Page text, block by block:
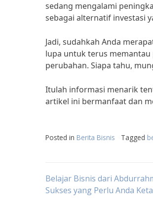
sedang mengalami
sebagai alternatif investasi
Jadi, sudahkah Anda
lupa untuk terus
perubahan. Siapa tahu,
Itulah informasi menarik
artikel ini bermanfaat dan
Posted in Berita Bisnis Tagged
Post
Belajar Bisnis dari
Sukses yang Perlu Anda